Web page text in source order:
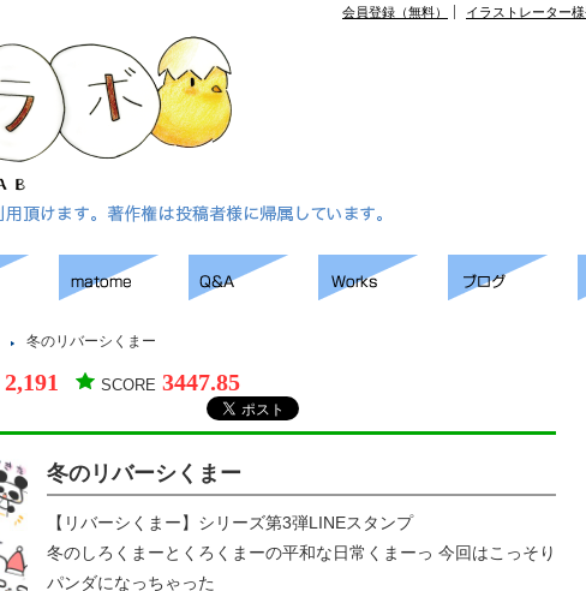
会員登録（無料） イラストレーター
冬のリバーシくまー
2,191 SCORE 3447.85
冬のリバーシくまー
【リバーシくまー】シリーズ第3弾LINEスタンプ
冬のしろくまーとくろくまーの平和な日常くまーっ 今回はこっそり
パンダになっちゃった